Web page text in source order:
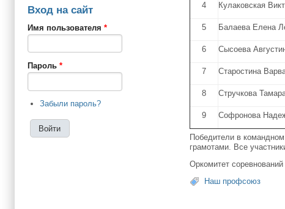
Вход на сайт
Имя пользователя *
Пароль *
Забыли пароль?
4 Кулаковская
5 Балаева Елена
6 Сысоева
7 Старостина
8 Стручкова
9 Софронова
Победители в
грамотами. Все
Оркомитет соревнований
Наш профсоюз